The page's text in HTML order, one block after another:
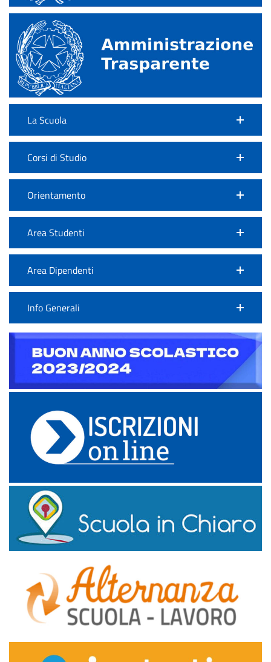
La Scuola
Corsi di Studio
Orientamento
Area Studenti
Area Dipendenti
Info Generali